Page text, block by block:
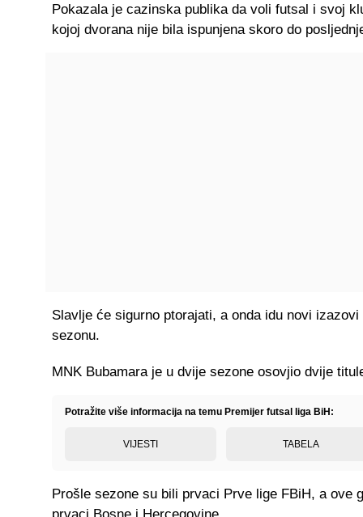
Pokazala je cazinska publika da voli futsal i svoj
kojoj dvorana nije bila ispunjena skoro do
Slavlje će sigurno ptorajati, a onda idu novi
sezonu.
MNK Bubamara je u dvije sezone osovjio dvije
Potražite više informacija na temu Premijer futsal liga BiH:
VIJESTI TABELA
Prošle sezone su bili prvaci Prve lige FBiH, a ove
prvaci Bosne i Hercegovine.